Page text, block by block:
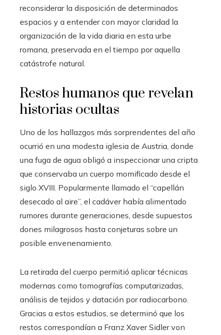
reconsiderar la disposición de determinados
espacios y a entender con mayor claridad la
organización de la vida diaria en esta urbe
romana, preservada en el tiempo por aquella
catástrofe natural.
Restos humanos que revelan
historias ocultas
Uno de los hallazgos más sorprendentes del año
ocurrió en una modesta iglesia de Austria, donde
una fuga de agua obligó a inspeccionar una cripta
que conservaba un cuerpo momificado desde el
siglo XVIII. Popularmente llamado el “capellán
desecado al aire”, el cadáver había alimentado
rumores durante generaciones, desde supuestos
dones milagrosos hasta conjeturas sobre un
posible envenenamiento.
La retirada del cuerpo permitió aplicar técnicas
modernas como tomografías computarizadas,
análisis de tejidos y datación por radiocarbono.
Gracias a estos estudios, se determinó que los
restos correspondían a Franz Xaver Sidler von